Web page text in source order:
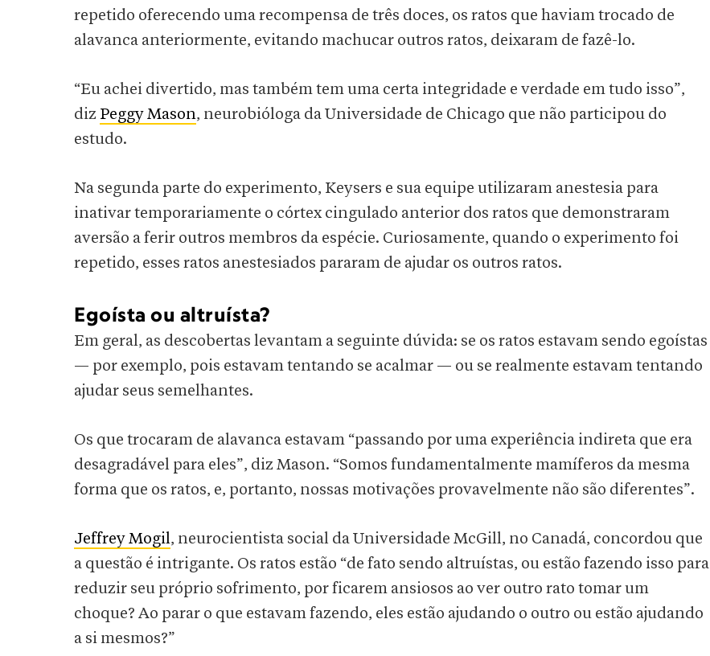
repetido oferecendo uma recompensa de três doces, os ratos que haviam trocado de
alavanca anteriormente, evitando machucar outros ratos, deixaram de fazê-lo.
“Eu achei divertido, mas também tem uma certa integridade e verdade em tudo isso”,
diz Peggy Mason, neurobióloga da Universidade de Chicago que não participou do
estudo.
Na segunda parte do experimento, Keysers e sua equipe utilizaram anestesia para
inativar temporariamente o córtex cingulado anterior dos ratos que demonstraram
aversão a ferir outros membros da espécie. Curiosamente, quando o experimento foi
repetido, esses ratos anestesiados pararam de ajudar os outros ratos.
Egoísta ou altruísta?
Em geral, as descobertas levantam a seguinte dúvida: se os ratos estavam sendo egoístas
— por exemplo, pois estavam tentando se acalmar — ou se realmente estavam tentando
ajudar seus semelhantes.
Os que trocaram de alavanca estavam “passando por uma experiência indireta que era
desagradável para eles”, diz Mason. “Somos fundamentalmente mamíferos da mesma
forma que os ratos, e, portanto, nossas motivações provavelmente não são diferentes”.
Jeffrey Mogil, neurocientista social da Universidade McGill, no Canadá, concordou que
a questão é intrigante. Os ratos estão “de fato sendo altruístas, ou estão fazendo isso para
reduzir seu próprio sofrimento, por ficarem ansiosos ao ver outro rato tomar um
choque? Ao parar o que estavam fazendo, eles estão ajudando o outro ou estão ajudando
a si mesmos?”